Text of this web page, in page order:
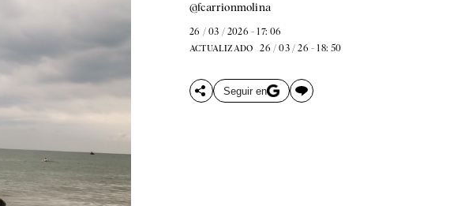
@fcarrionmolina
26 / 03 / 2026 - 17: 06
ACTUALIZADO 26 / 03 / 26 - 18: 50
Seguir en